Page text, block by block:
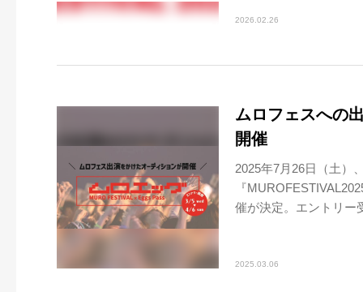
2026.02.26
ムロフェスへの
開催
2025年7月26日（土）
『
催が決定。エントリー
2025.03.06